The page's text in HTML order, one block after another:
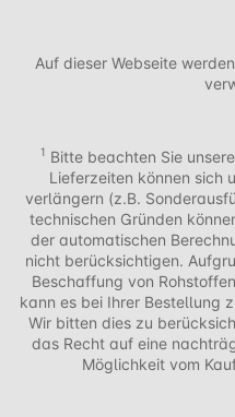
Auf dieser Webseite
1 Bitte beachten Sie
Lieferzeiten können sich
verlängern (z.B.
technischen Gründen
der automatischen
nicht berücksichtigen.
Beschaffung von
kann es bei Ihrer Bestellung
Wir bitten dies zu
das Recht auf eine
Möglichkeit vom